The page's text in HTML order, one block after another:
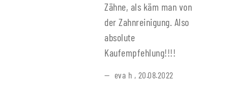
Zähne, als käm man von
der Zahnreinigung. Also
absolute
Kaufempfehlung!!!!
eva h , 20.08.2022